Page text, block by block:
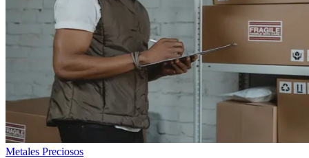
Metales Preciosos